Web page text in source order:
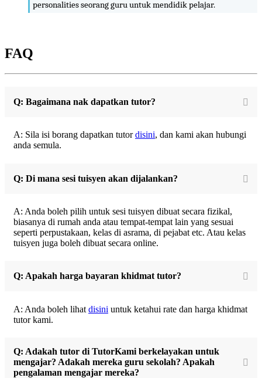
personalities seorang guru untuk mendidik pelajar.
FAQ
Q: Bagaimana nak dapatkan tutor?
A: Sila isi borang dapatkan tutordisini, dan kami akan hubungi
anda semula.
Q: Di mana sesi tuisyen akan dijalankan?
A: Anda boleh pilih untuk sesi tuisyen dibuat secara fizikal,
biasanya di rumah anda atau tempat-tempat lain yang sesuai
seperti perpustakaan, kelas di asrama, di pejabat etc. Atau kelas
tuisyen juga boleh dibuat secara online.
Q: Apakah harga bayaran khidmat tutor?
A: Anda boleh lihat disini untuk ketahui rate dan harga khidmat
tutor kami.
Q: Adakah tutor di TutorKami berkelayakan untuk
mengajar? Adakah mereka guru sekolah? Apakah
pengalaman mengajar mereka?